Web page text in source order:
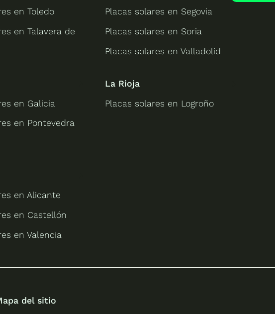
en Toledo
en Talavera de
Placas solares en Segovia
Placas solares en Soria
Placas solares en Valladolid
en Galicia
en Pontevedra
La Rioja
Placas solares en Logroño
en Alicante
en Castellón
en Valencia
del sitio